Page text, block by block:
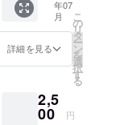
ス以外でも
『八百屋さ
ん』や『ゆ
るキャラ』
ングまでも
担当。
ご覧頂
ける、
視聴可
能な
URLを
お送り
す。
年07
月
詳細を見る
こ
の
リ
タ
ー
ン
を
選
択
す
る
2,5
00 円